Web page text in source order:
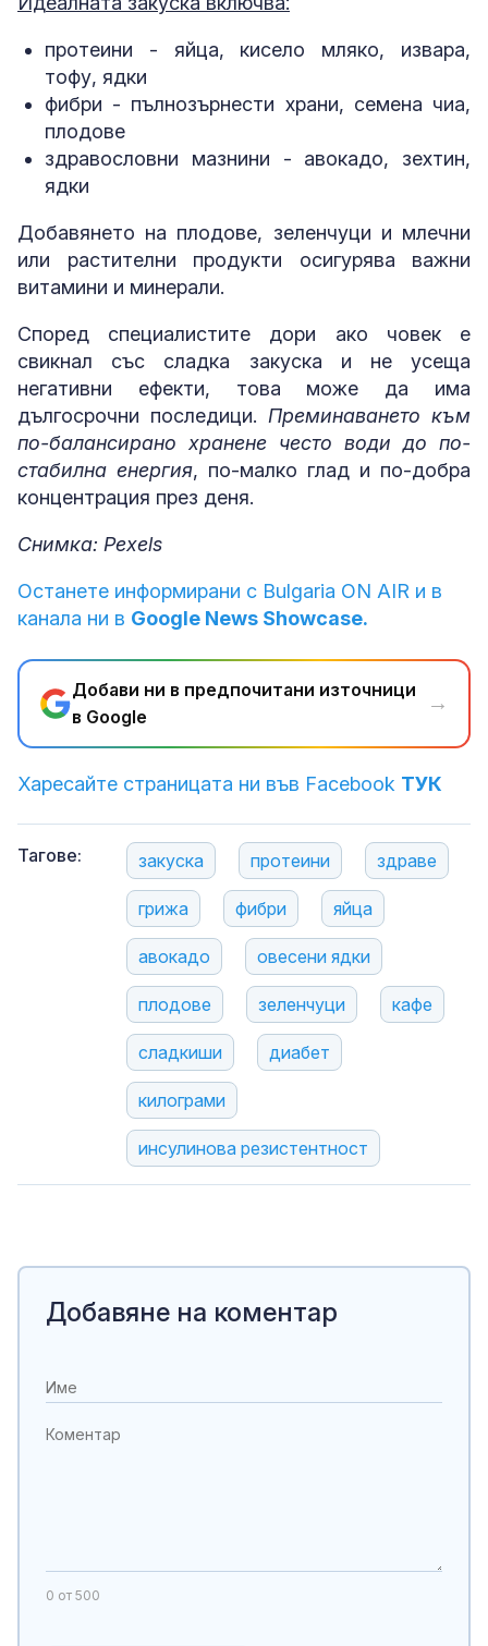
протеини - яйца, кисело мляко, извара,
тофу, ядки
фибри - пълнозърнести храни, семена чиа,
плодове
здравословни мазнини - авокадо, зехтин,
ядки
Добавянето на плодове, зеленчуци и млечни
или растителни продукти осигурява важни
витамини и минерали.
Според специалистите дори ако човек е
свикнал със сладка закуска и не усеща
негативни ефекти, това може да има
дългосрочни последици. Преминаването към
по-балансирано хранене често води до по-
стабилна енергия, по-малко глад и по-добра
концентрация през деня.
Снимка: Pexels
Останете информирани с Bulgaria ON AIR и в
канала ни в Google News Showcase.
Добави ни в предпочитани източници
в Google
→
Харесайте страницата ни във Facebook ТУК
Тагове: закуска протеини здраве
грижа фибри яйца
авокадо овесени ядки
плодове зеленчуци кафе
сладкиши диабет
килограми
инсулинова резистентност
Добавяне на коментар
0 от 500